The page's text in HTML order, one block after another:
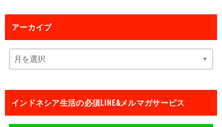
アーカイブ
インドネシア生活の必須LINE&メルマガサービス